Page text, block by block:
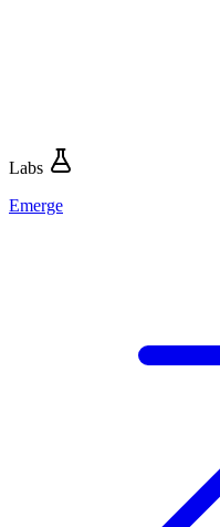
Labs
Emerge